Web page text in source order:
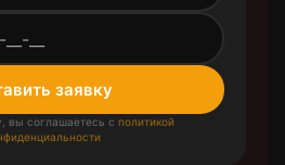
заявку
вы соглашаетесь с политикой